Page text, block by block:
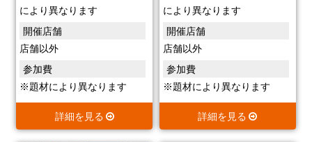
により異なります
開催店舗
店舗以外
参加費
※題材により異なります
詳細を見る
により異なります
開催店舗
店舗以外
参加費
※題材により異なります
詳細を見る